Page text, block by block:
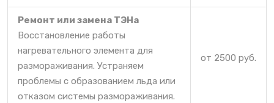
Ремонт или замена ТЭНа
Восстановление работы
нагревательного элемента для
размораживания. Устраняем
проблемы с образованием льда или
отказом системы размораживания.
от 2500 руб.